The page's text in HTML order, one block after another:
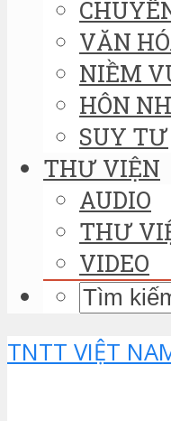
VĂN
NIỀM
HÔN
SUY TƯ
THƯ VIỆN
AUDIO
THƯ
VIDEO
TNTT VIỆT